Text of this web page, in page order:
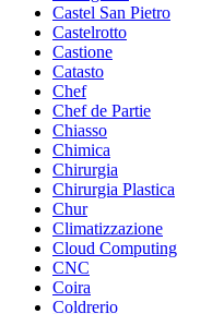
Castel San Pietro
Castelrotto
Castione
Catasto
Chef
Chef de Partie
Chiasso
Chimica
Chirurgia
Chirurgia Plastica
Chur
Climatizzazione
Cloud Computing
CNC
Coira
Coldrerio